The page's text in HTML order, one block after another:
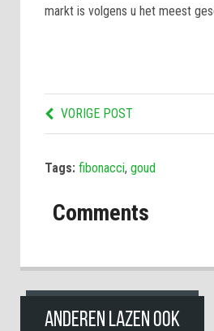
markt is volgens u het meest
VORIGE POST
Tags: fibonacci, goud
Comments
ANDEREN LAZEN OOK